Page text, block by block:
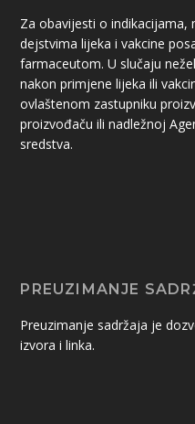
Za obavijesti o indikacijama,
dejstvima lijeka i vakcine
farmaceutom. U slučaju
nakon primjene lijeka ili
ovlaštenom zastupniku
proizvođaču ili nadležnoj
sredstva.
PREUZIMANJE
Preuzimanje sadržaja je
izvora i linka.